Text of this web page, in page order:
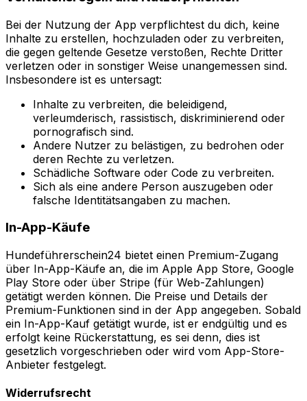
Bei der Nutzung der App verpflichtest du dich, keine
Inhalte zu erstellen, hochzuladen oder zu verbreiten,
die gegen geltende Gesetze verstoßen, Rechte Dritter
verletzen oder in sonstiger Weise unangemessen sind.
Insbesondere ist es untersagt:
Inhalte zu verbreiten, die beleidigend,
verleumderisch, rassistisch, diskriminierend oder
pornografisch sind.
Andere Nutzer zu belästigen, zu bedrohen oder
deren Rechte zu verletzen.
Schädliche Software oder Code zu verbreiten.
Sich als eine andere Person auszugeben oder
falsche Identitätsangaben zu machen.
In-App-Käufe
Hundeführerschein24 bietet einen Premium-Zugang
über In-App-Käufe an, die im Apple App Store, Google
Play Store oder über Stripe (für Web-Zahlungen)
getätigt werden können. Die Preise und Details der
Premium-Funktionen sind in der App angegeben. Sobald
ein In-App-Kauf getätigt wurde, ist er endgültig und es
erfolgt keine Rückerstattung, es sei denn, dies ist
gesetzlich vorgeschrieben oder wird vom App-Store-
Anbieter festgelegt.
Widerrufsrecht